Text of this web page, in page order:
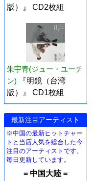
版）』 CD2枚組
朱宇青(ジュー・ユーチ
ン)
『明鏡（台湾
版）』 CD1枚組
最新注目アーティスト
※中国の最新ヒットチャー
トと当店人気を総合した今
注目のアーティストです。
毎日更新しています。
= 中国大陸 =